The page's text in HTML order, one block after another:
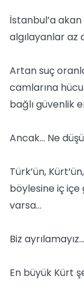
İstanbul’a
algılayanlar az
Artan suç
camlarına
bağlı güvenlik
Ancak… Ne
Türk’ün,
böylesine iç
varsa…
Biz ayrılamayız…
En büyük Kürt